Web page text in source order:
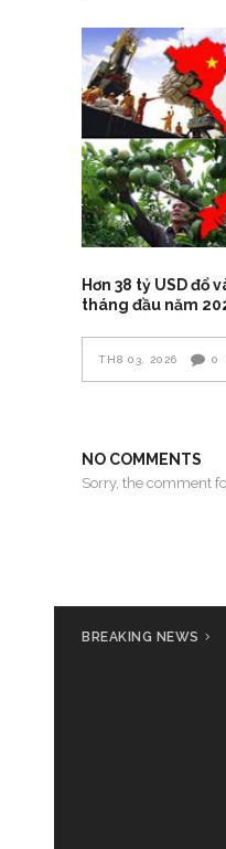
Hơn 38 tỷ USD đổ
tháng đầu năm
TH8 03, 2026 0
NO COMMENTS
Sorry, the comment
BREAKING NEWS